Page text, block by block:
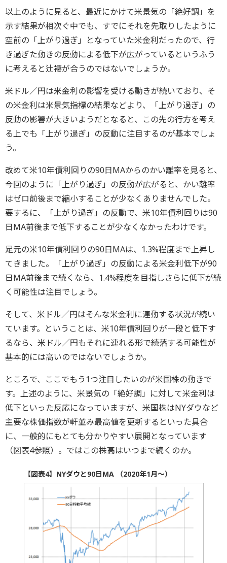
以上のように見ると、最近にかけて米景気の「絶好調」を
示す結果が相次ぐ中でも、すでにそれを先取りしたように
空前の「上がり過ぎ」となっていた米金利だったので、行
き過ぎた動きの反動による低下が広がっているというふう
に考えると辻褄が合うのではないでしょうか。
米ドル／円は米金利の影響を受ける動きが続いており、そ
の米金利は米景気指標の結果などより、「上がり過ぎ」の
反動の影響が大きいようだとなると、この先の行方を考え
る上でも「上がり過ぎ」の反動に注目するのが基本でしょ
う。
改めて米10年債利回りの90日MAからのかい離率を見ると、
今回のように「上がり過ぎ」の反動が広がると、かい離率
はゼロ前後まで縮小することが少なくありませんでした。
要するに、「上がり過ぎ」の反動で、米10年債利回りは90
日MA前後まで低下することが少なくなかったわけです。
足元の米10年債利回りの90日MAは、1.3%程度まで上昇し
てきました。「上がり過ぎ」の反動による米金利低下が90
日MA前後まで続くなら、1.4%程度を目指しさらに低下が続
く可能性は注目でしょう。
そして、米ドル／円はそんな米金利に連動する状況が続い
ています。ということは、米10年債利回りが一段と低下す
るなら、米ドル／円もそれに連れる形で続落する可能性が
基本的には高いのではないでしょうか。
ところで、ここでもう1つ注目したいのが米国株の動きで
す。上述のように、米景気の「絶好調」に対して米金利は
低下といった反応になっていますが、米国株はNYダウなど
主要な株価指数が軒並み最高値を更新するといった具合
に、一般的にもとても分かりやすい展開となっています
（図表4参照）。ではこの株高はいつまで続くのか。
【図表4】NYダウと90日MA （2020年1月～）